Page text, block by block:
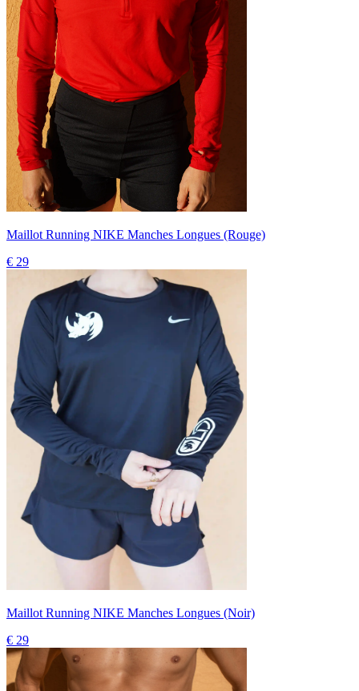
Maillot Running NIKE Manches Longues (Rouge)
€ 29
Maillot Running NIKE Manches Longues (Noir)
€ 29